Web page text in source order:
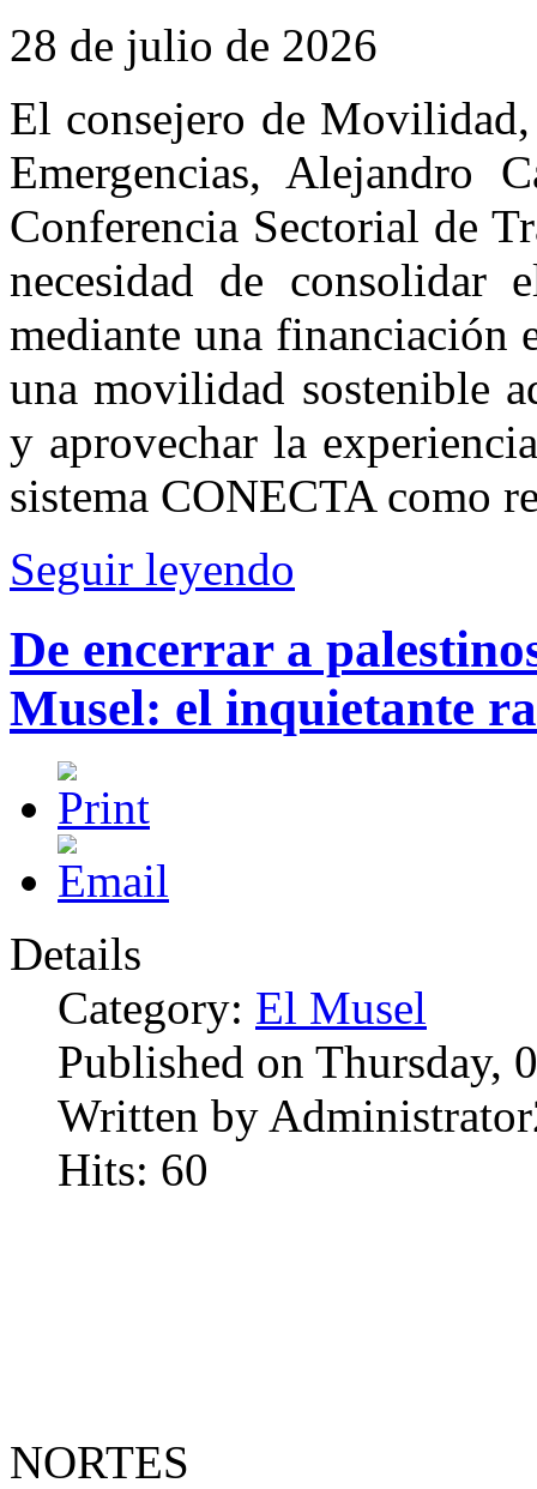
28 de julio de 2026
El consejero de
Emergencias, Alejandro
Conferencia Sectorial de
necesidad de consolidar
mediante una financiación
una movilidad sostenible
y aprovechar la
sistema CONECTA como
Seguir leyendo
De encerrar a
Musel: el inquietante
Details
Category: El Musel
Published on Thursday,
Written by
Hits: 60
NORTES